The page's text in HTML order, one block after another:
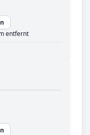
entfernt